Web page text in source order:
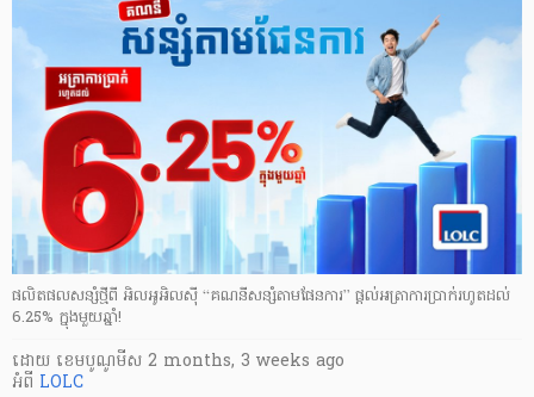
ផលិតផលសន្សំថ្មីពី អិលអូអិលស៊ី “គណនីសន្សំតាមផែនការ” ផ្តល់អត្រាការប្រាក់រហូតដល់
6.25% ក្នុងមួយឆ្នាំ!
ដោយ ​ ខេមបូណូមីស 2 months, 3 weeks ago
អំពី LOLC